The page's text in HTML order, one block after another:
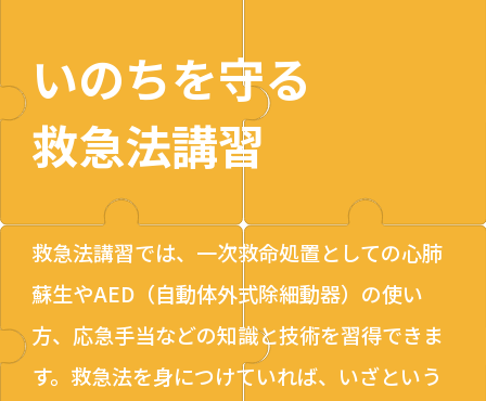
いのちを守る
救急法講習
救急法講習では、一次救命処置としての心肺
蘇生やAED（自動体外式除細動器）の使い
方、応急手当などの知識と技術を習得できま
す。救急法を身につけていれば、いざという